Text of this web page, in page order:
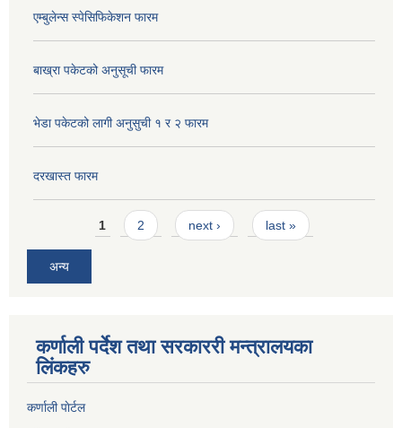
एम्बुलेन्स स्पेसिफिकेशन फारम
बाख्रा पकेटको अनुसूची फारम
भेडा पकेटको लागी अनुसुची १ र २ फारम
दरखास्त फारम
Pages1 2 next › last »
अन्य
कर्णाली पर्देश तथा सरकाररी मन्त्रालयका
लिंकहरु
कर्णाली पाेर्टल